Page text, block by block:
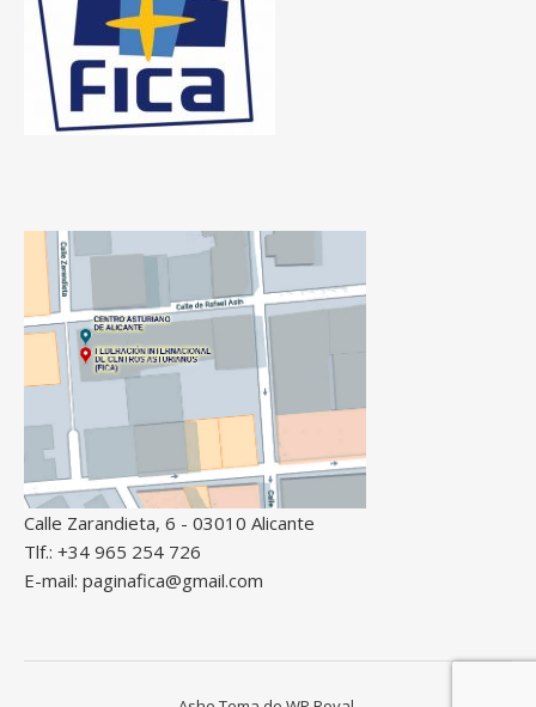
Calle Zarandieta, 6 - 03010 Alicante
Tlf.: +34 965 254 726
E-mail: paginafica@gmail.com